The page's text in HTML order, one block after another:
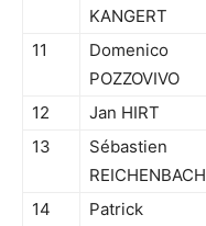
KANGERT
11
Domenico
POZZOVIVO
12 Jan HIRT
13
Sébastien
REICHENBACH
14
Patrick